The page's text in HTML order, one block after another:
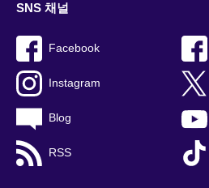
SNS 채널
Facebook
Instagram
Blog
RSS